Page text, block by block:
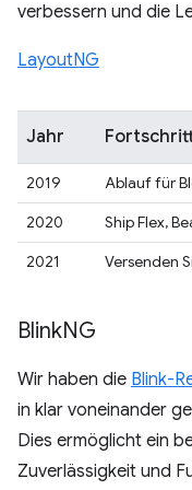
verbessern und die
LayoutNG
Jahr
2019
Ablauf für
2020
Ship Flex,
2021
Versenden
BlinkNG
Wir haben die Blink-
in klar voneinander
Dies ermöglicht ein
Zuverlässigkeit und